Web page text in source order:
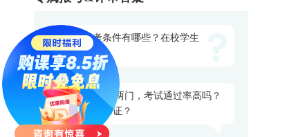
CMA报考条件有哪些？在校学生
能考吗？
CMA就考两门，考试通过率高吗？
多久能拿证？